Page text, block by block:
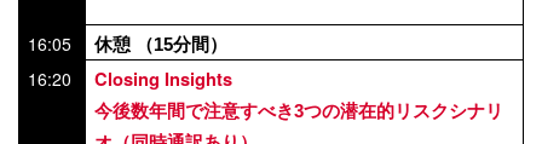
16:05 休憩 （15分間）
16:20 Closing Insights
今後数年間で注意すべき3つの潜在的リスクシナリ